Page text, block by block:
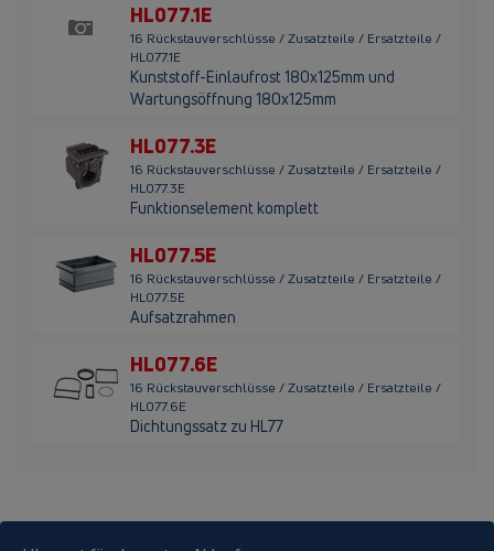
HL077.1E
16 Rückstauverschlüsse / Zusatzteile / Ersatzteile /
HL077.1E
Kunststoff-Einlaufrost 180x125mm und
Wartungsöffnung 180x125mm
HL077.3E
16 Rückstauverschlüsse / Zusatzteile / Ersatzteile /
HL077.3E
Funktionselement komplett
HL077.5E
16 Rückstauverschlüsse / Zusatzteile / Ersatzteile /
HL077.5E
Aufsatzrahmen
HL077.6E
16 Rückstauverschlüsse / Zusatzteile / Ersatzteile /
HL077.6E
Dichtungssatz zu HL77